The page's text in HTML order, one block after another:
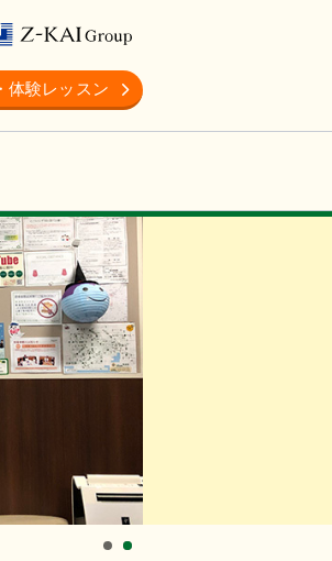
体験レッスン